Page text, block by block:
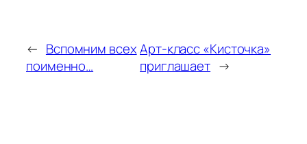
← Вспомним всех
поименно…
Арт-класс «Кисточка»
приглашает →